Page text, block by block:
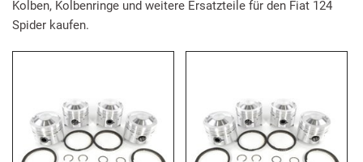
Kolben, Kolbenringe und weitere Ersatzteile für den Fiat 124
Spider kaufen.